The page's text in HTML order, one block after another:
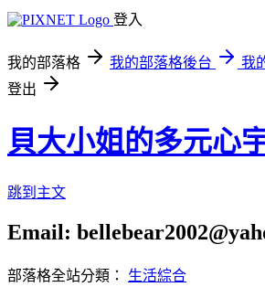
登入
我的部落格 我的部落格後台
我
登出
貝大小姐的多元心
跳到主文
Email:
部落格全站分類： 生活綜合